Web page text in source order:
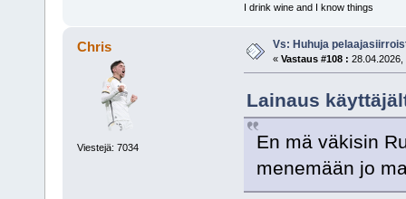
I drink wine and I know things
Chris
Viestejä: 7034
Vs: Huhuja
« Vastaus #108 : 28.04.2026,
Lainaus
En mä väkisin
menemään jo